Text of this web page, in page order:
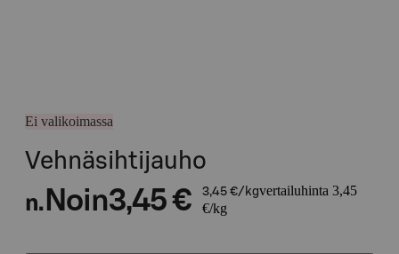
Ei valikoimassa
Vehnäsihtijauho
n. Noin3,45 € 3,45 €/kgvertailuhinta 3,45
€/kg